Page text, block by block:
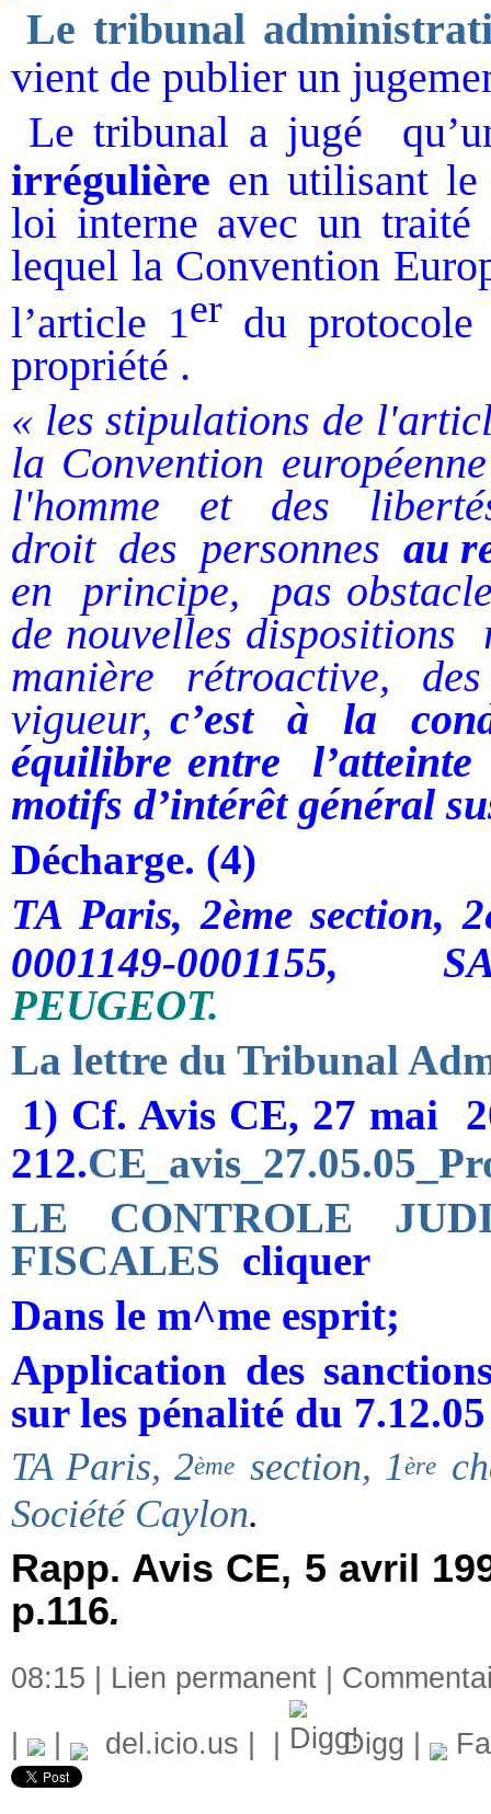
Le tribunal
vient de publier un
Le tribunal a jugé
irrégulière en utilisant le
loi interne avec un traité
lequel la Convention
l’article 1er du
propriété .
« les stipulations de
la Convention européenne
l'homme
et des
droit des personnes au
en
principe,
pas
de nouvelles dispositions
manière rétroactive,
vigueur, c’est à la
équilibre entre
l’atteinte
motifs d’intérêt général
Décharge. (4)
TA Paris, 2ème section,
0001149-0001155,
PEUGEOT.
La lettre du Tribunal
1) Cf. Avis CE, 27 mai
212.
LE CONTROLE
FISCALES cliquer
Dans le m^me esprit;
Application des
sur les pénalité du 7.12.05
TA Paris, 2ème section, 1ère
Société Caylon.
Rapp. Avis CE, 5 avril 19
p.116.
08:15 | Lien permanent
del.icio.us Digg